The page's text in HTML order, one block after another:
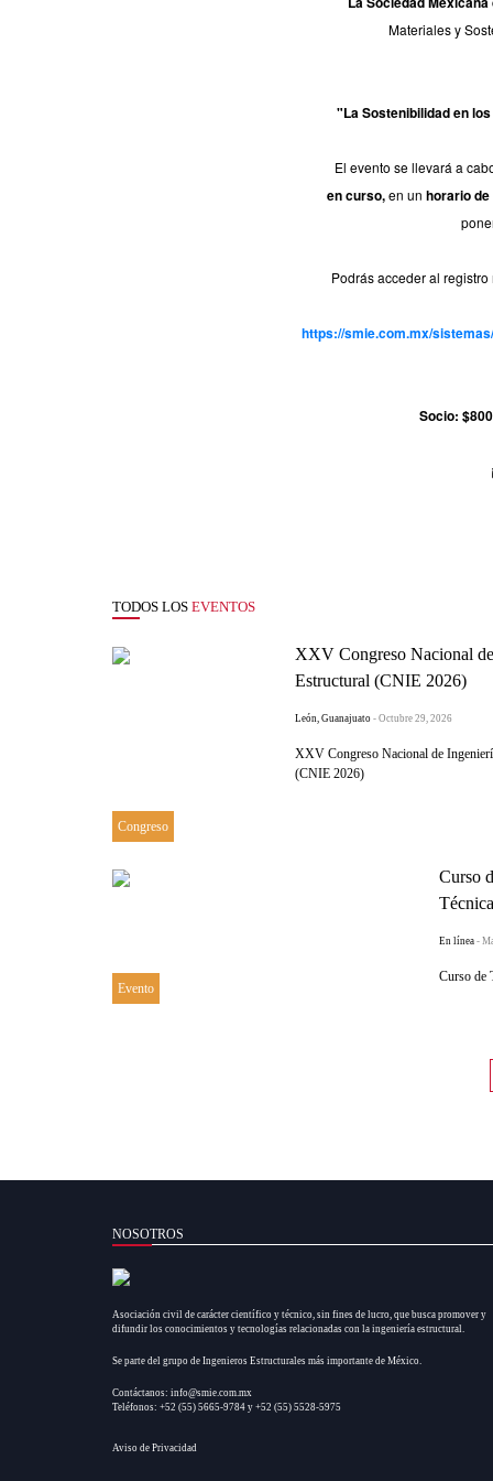
Materiales y
"La Sostenibilidad en
El evento se llevará a
en curso,en unhorario
Podrás acceder al
https://smie.com.mx/
Socio:
TODOS LOS EVENTOS
Congreso
XXV Congreso Nacional
Estructural (CNIE 2026)
León, Guanajuato - Octubre 29, 2026
XXV Congreso Nacional de
(CNIE 2026)
Evento
Curso
En línea -
Curso de
NOSOTROS
Asociación civil de carácter científico y técnico, sin fines de lucro, que busca promover y
difundir los conocimientos y tecnologías relacionadas con la ingeniería estructural.
Se parte del grupo de Ingenieros Estructurales más importante de México.
Contáctanos: info@smie.com.mx
Teléfonos: +52 (55) 5665-9784 y +52 (55) 5528-5975
Aviso de Privacidad